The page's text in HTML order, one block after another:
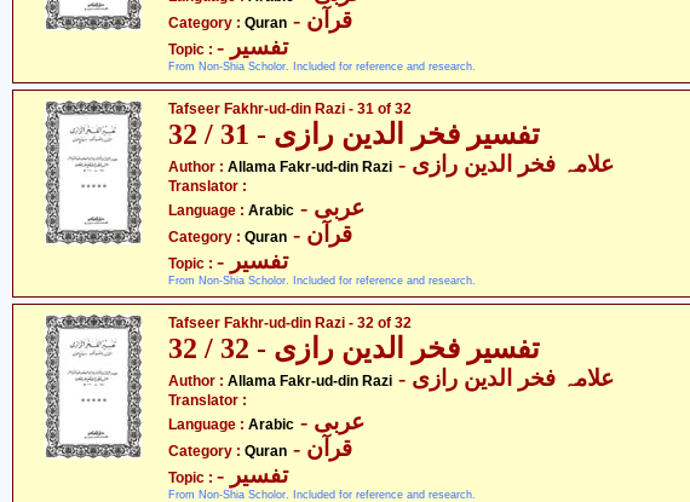
Category : Quran - قرآن
Topic : - تفسیر
From Non-Shia Scholor. Included for reference and research.
Tafseer Fakhr-ud-din Razi - 31 of 32
تفسیر فخر الدین رازی - 31 / 32
Author : Allama Fakr-ud-din Razi - علامہ فخر الدین رازی
Translator :
Language : Arabic - عربی
Category : Quran - قرآن
Topic : - تفسیر
From Non-Shia Scholor. Included for reference and research.
Tafseer Fakhr-ud-din Razi - 32 of 32
تفسیر فخر الدین رازی - 32 / 32
Author : Allama Fakr-ud-din Razi - علامہ فخر الدین رازی
Translator :
Language : Arabic - عربی
Category : Quran - قرآن
Topic : - تفسیر
From Non-Shia Scholor. Included for reference and research.